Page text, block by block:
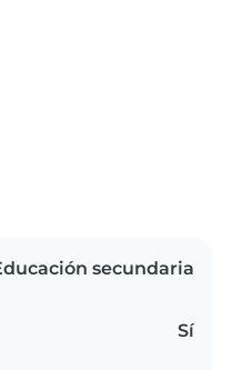
secundaria
Sí